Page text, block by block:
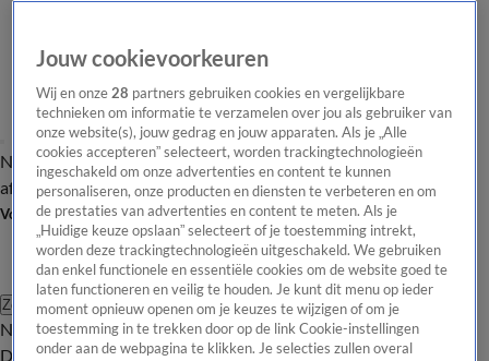
Nieuws van de DagOpinie van de Dag Onze categorieën Laatste
afleveringVideo's Nieuws van de Dag Podcast
Volg Nieuws van de Dag
Zoeken
Nieuws van de DagOpinie van de
Dag
Video'sUitzendingen PodcastPanelContact
Jouw cookievoorkeuren
Wij en onze28 partners gebruiken cookies en vergelijkbare
technieken om informatie te verzamelen over jou als gebruiker van
onze website(s), jouw gedrag en jouw apparaten. Als je „Alle
cookies accepteren” selecteert, worden trackingtechnologieën
ingeschakeld om onze advertenties en content te kunnen
personaliseren, onze producten en diensten te verbeteren en om
de prestaties van advertenties en content te meten. Als je
„Huidige keuze opslaan” selecteert of je toestemming intrekt,
worden deze trackingtechnologieën uitgeschakeld. We gebruiken
dan enkel functionele en essentiële cookies om de website goed te
laten functioneren en veilig te houden. Je kunt dit menu op ieder
moment opnieuw openen om je keuzes te wijzigen of om je
toestemming in te trekken door op de link Cookie-instellingen
onder aan de webpagina te klikken. Je selecties zullen overal